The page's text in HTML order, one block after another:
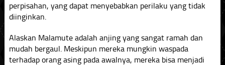
perpisahan, yang dapat menyebabkan perilaku yang tidak
diinginkan.
Alaskan Malamute adalah anjing yang sangat ramah dan
mudah bergaul. Meskipun mereka mungkin waspada
terhadap orang asing pada awalnya, mereka bisa menjadi